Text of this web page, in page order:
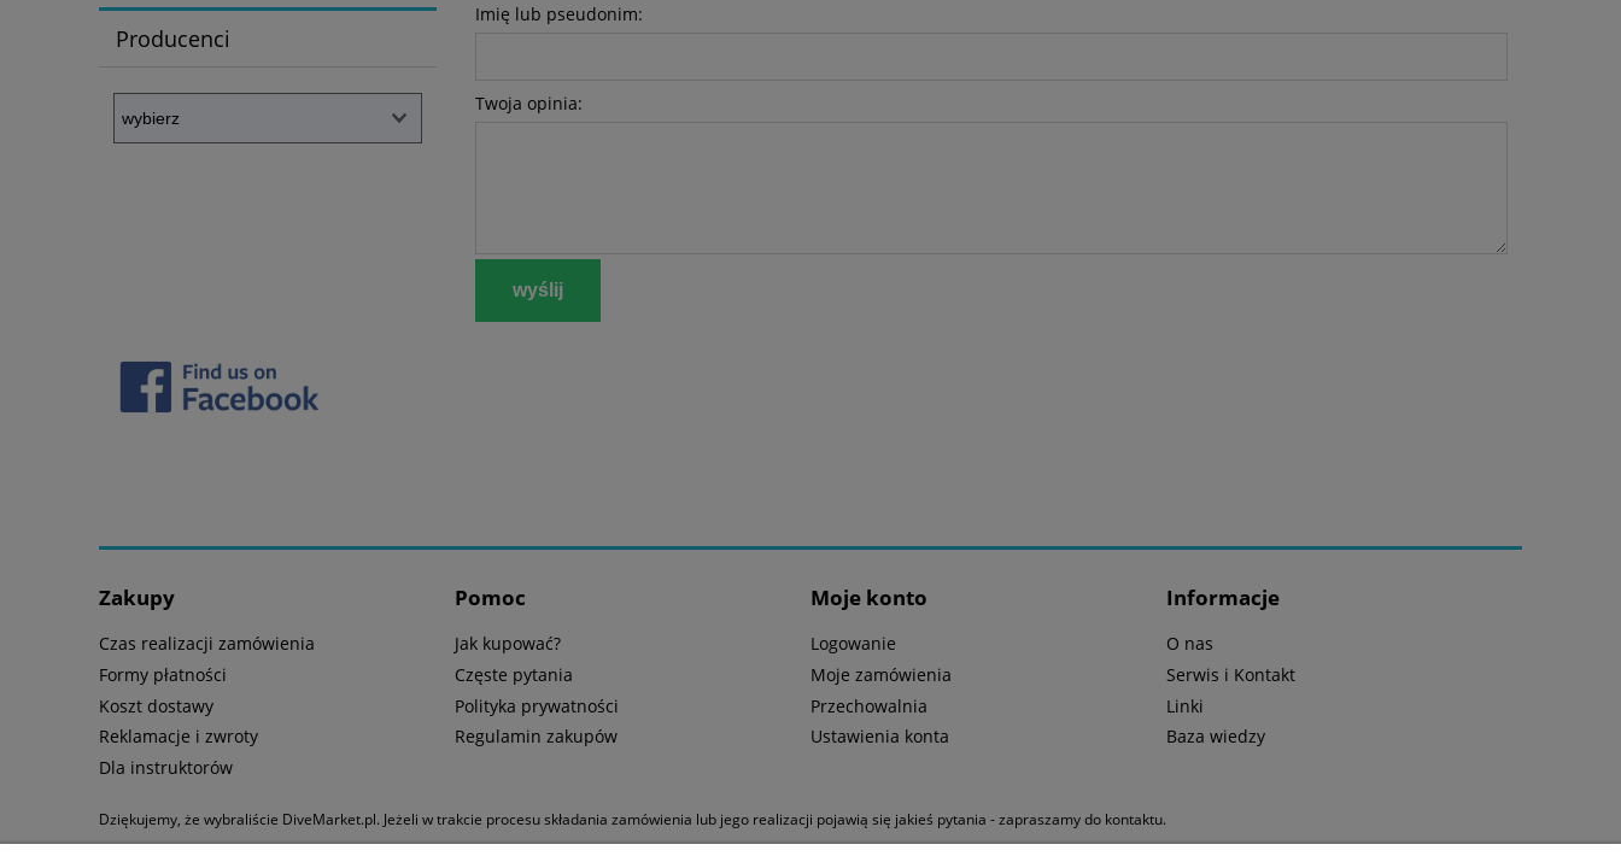
Producenci
Imię lub pseudonim:
Twoja opinia:
wyślij
Zakupy
Czas realizacji zamówienia
Formy płatności
Koszt dostawy
Reklamacje i zwroty
Dla instruktorów
Pomoc
Jak kupować?
Częste pytania
Polityka prywatności
Regulamin zakupów
Moje konto
Logowanie
Moje zamówienia
Przechowalnia
Ustawienia konta
Informacje
O nas
Serwis i Kontakt
Linki
Baza wiedzy
Dziękujemy, że wybraliście DiveMarket.pl. Jeżeli w trakcie procesu składania zamówienia lub jego realizacji pojawią się jakieś pytania - zapraszamy do kontaktu.